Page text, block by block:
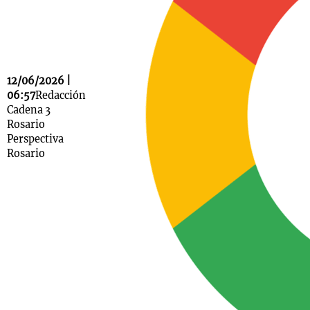
12/06/2026 |
06:57Redacción
Cadena 3
Rosario
Perspectiva
Rosario
Mundial 2026
Notas
La Sole en
Cadena 3